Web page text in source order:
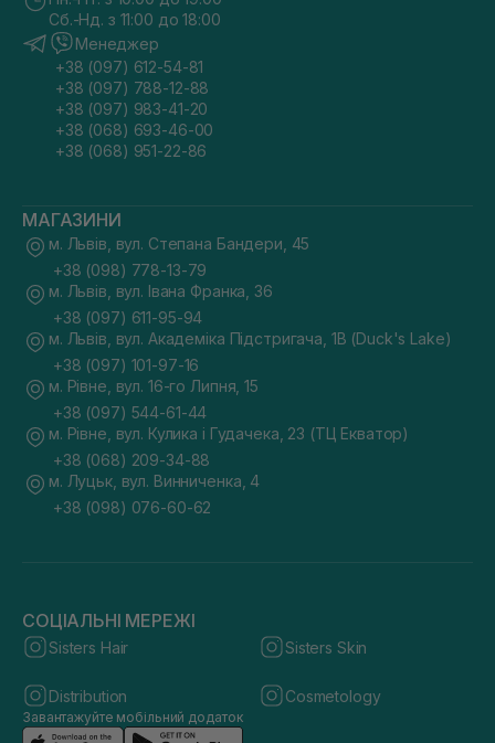
Сб.-Нд. з 11:00 до 18:00
Менеджер
+38 (097) 612-54-81
+38 (097) 788-12-88
+38 (097) 983-41-20
+38 (068) 693-46-00
+38 (068) 951-22-86
МАГАЗИНИ
м. Львів, вул. Степана Бандери, 45
+38 (098) 778-13-79
м. Львів, вул. Івана Франка, 36
+38 (097) 611-95-94
м. Львів, вул. Академіка Підстригача, 1В (Duck's Lake)
+38 (097) 101-97-16
м. Рівне, вул. 16-го Липня, 15
+38 (097) 544-61-44
м. Рівне, вул. Кулика і Гудачека, 23 (ТЦ Екватор)
+38 (068) 209-34-88
м. Луцьк, вул. Винниченка, 4
+38 (098) 076-60-62
СОЦІАЛЬНІ МЕРЕЖІ
Sisters Hair Sisters Skin
Distribution Cosmetology
Завантажуйте мобільний додаток